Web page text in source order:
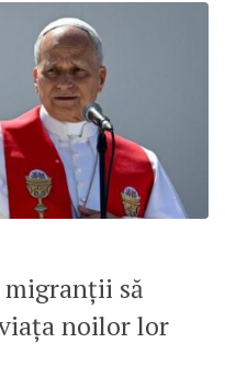
migranții să
noilor lor